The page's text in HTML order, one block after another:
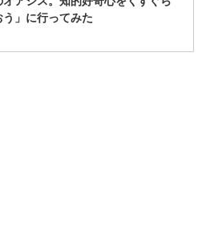
」に行ってみた